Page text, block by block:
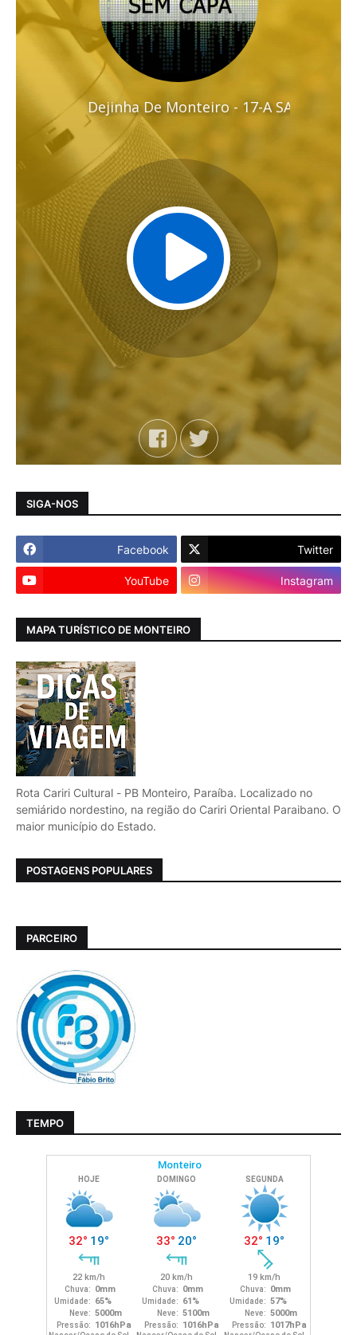
SIGA-NOS
Facebook Twitter
YouTube Instagram
MAPA TURÍSTICO DE MONTEIRO
Rota Cariri Cultural - PB Monteiro, Paraíba. Localizado no
semiárido nordestino, na região do Cariri Oriental Paraibano. O
maior município do Estado.
POSTAGENS POPULARES
PARCEIRO
TEMPO